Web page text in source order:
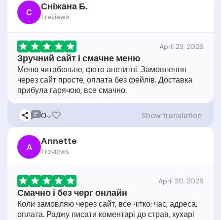
С Сніжана Б.
1 reviews
April 23, 2026
Зручний сайт і смачне меню
Меню читабельне, фото апетитні. Замовлення
через сайт просте, оплата без фейлів. Доставка
0 Show translation
A Annette
1 reviews
April 20, 2026
Смачно і без черг онлайн
Коли замовляю через сайт, все чітко: час, адреса,
оплата. Раджу писати коментарі до страв, кухарі